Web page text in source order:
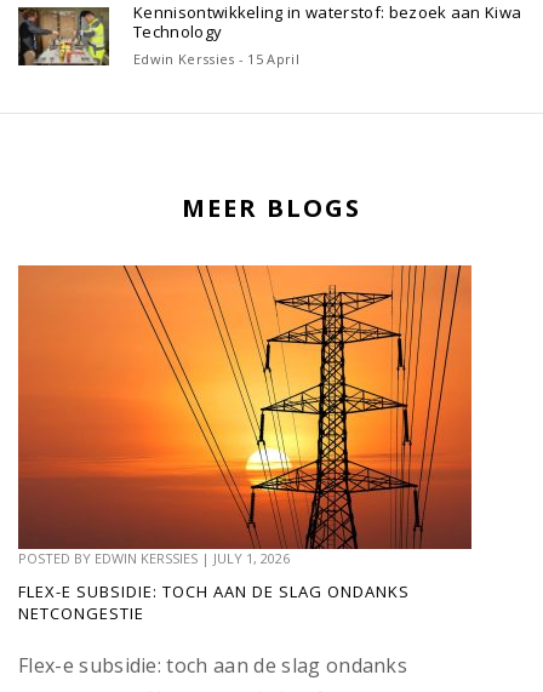
Kennisontwikkeling in waterstof: bezoek aan Kiwa
Technology
Edwin Kerssies - 15 April
MEER BLOGS
POSTED BY EDWIN KERSSIES | JULY 1, 2026
FLEX-E SUBSIDIE: TOCH AAN DE SLAG ONDANKS
NETCONGESTIE
Flex-e subsidie: toch aan de slag ondanks